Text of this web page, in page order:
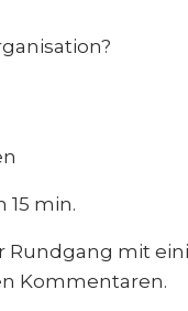
15 min.
Rundgang mit
Kommentaren.